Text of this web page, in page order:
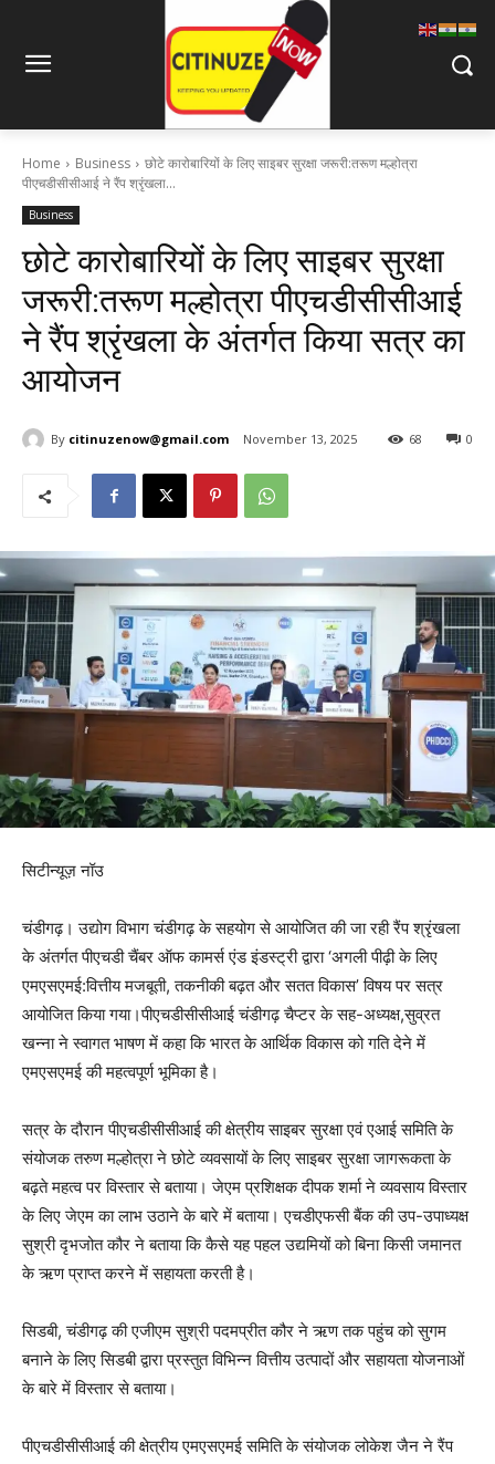
Home Business
छोटे कारोबारियों के लिए साइबर सुरक्षा जरूरी:तरूण मल्होत्रा
पीएचडीसीसीआई ने रैंप श्रृंखला...
Business
छोटे कारोबारियों के लिए साइबर सुरक्षा
जरूरी:तरूण मल्होत्रा पीएचडीसीसीआई
ने रैंप श्रृंखला के अंतर्गत किया सत्र का
आयोजन
By citinuzenow@gmail.com November 13, 2025 0
68
सिटीन्यूज़ नॉउ
चंडीगढ़। उद्योग विभाग चंडीगढ़ के सहयोग से आयोजित की जा रही रैंप श्रृंखला
के अंतर्गत पीएचडी चैंबर ऑफ कामर्स एंड इंडस्ट्री द्वारा ‘अगली पीढ़ी के लिए
एमएसएमई:वित्तीय मजबूती, तकनीकी बढ़त और सतत विकास’ विषय पर सत्र
आयोजित किया गया।पीएचडीसीसीआई चंडीगढ़ चैप्टर के सह-अध्यक्ष,सुव्रत
खन्ना ने स्वागत भाषण में कहा कि भारत के आर्थिक विकास को गति देने में
एमएसएमई की महत्वपूर्ण भूमिका है।
सत्र के दौरान पीएचडीसीसीआई की क्षेत्रीय साइबर सुरक्षा एवं एआई समिति के
संयोजक तरुण मल्होत्रा ने छोटे व्यवसायों के लिए साइबर सुरक्षा जागरूकता के
बढ़ते महत्व पर विस्तार से बताया। जेएम प्रशिक्षक दीपक शर्मा ने व्यवसाय विस्तार
के लिए जेएम का लाभ उठाने के बारे में बताया। एचडीएफसी बैंक की उप-उपाध्यक्ष
सुश्री दृभजोत कौर ने बताया कि कैसे यह पहल उद्यमियों को बिना किसी जमानत
के ऋण प्राप्त करने में सहायता करती है।
सिडबी, चंडीगढ़ की एजीएम सुश्री पदमप्रीत कौर ने ऋण तक पहुंच को सुगम
बनाने के लिए सिडबी द्वारा प्रस्तुत विभिन्न वित्तीय उत्पादों और सहायता योजनाओं
के बारे में विस्तार से बताया।
पीएचडीसीसीआई की क्षेत्रीय एमएसएमई समिति के संयोजक लोकेश जैन ने रैंप